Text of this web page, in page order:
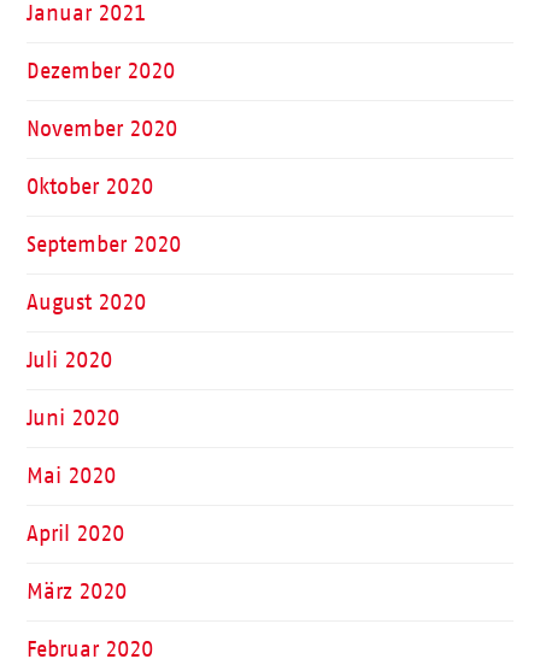
Januar 2021
Dezember 2020
November 2020
Oktober 2020
September 2020
August 2020
Juli 2020
Juni 2020
Mai 2020
April 2020
März 2020
Februar 2020